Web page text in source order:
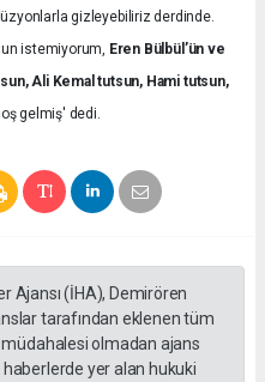
gizleyebiliriz derdinde.
istemiyorum, Eren Bülbül’ün ve
Ali Kemal tutsun, Hami tutsun,
gelmiş' dedi.
Ajansı (İHA), Demirören
tarafından eklenen tüm
olmadan ajans
yer alan hukuki